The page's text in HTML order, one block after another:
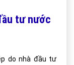
tư nước
do nhà đầu tư